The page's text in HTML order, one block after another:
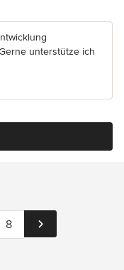
Sternen
unterstütze ich
8